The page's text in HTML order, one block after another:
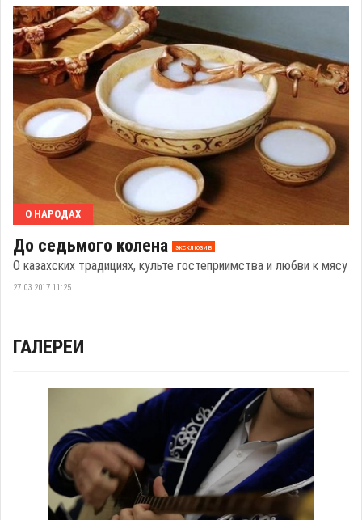
О НАРОДАХ
До седьмого колена эксклюзив
О казахских традициях, культе гостеприимства и любви к мясу
27.03.2017 11:25
ГАЛЕРЕИ